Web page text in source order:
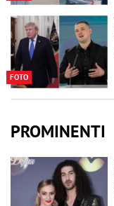
FOTO
PROMINENTI